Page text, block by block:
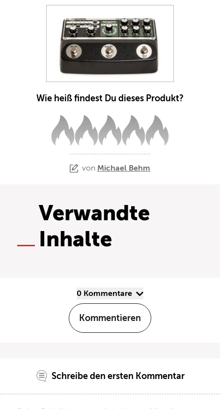
Wie heiß findest Du dieses Produkt?
von Michael Behm
Verwandte
Inhalte
0 Kommentare
Kommentieren
Schreibe den ersten Kommentar